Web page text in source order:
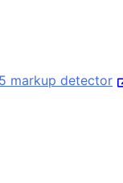
markup detector